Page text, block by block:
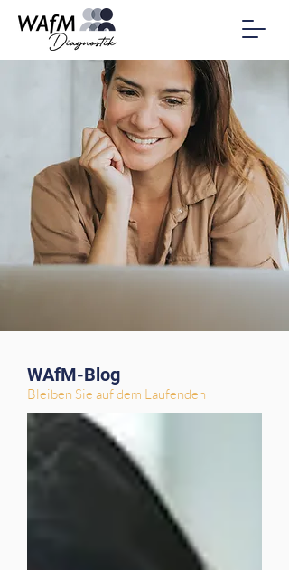
WAfM-Blog
Bleiben Sie auf dem Laufenden